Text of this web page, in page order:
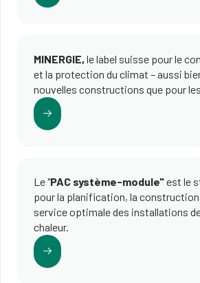
MINERGIE, le label suisse pour le
et la protection du climat – aussi
nouvelles constructions que pour
Le "PAC système-module"est le
pour la planification, la construction
service optimale des installations
chaleur.